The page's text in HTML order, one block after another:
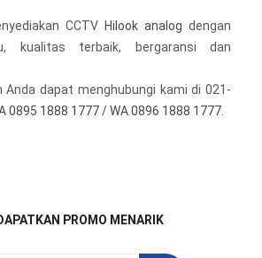
CCTV Hilook analog dengan
kualitas terbaik, bergaransi dan
Anda dapat menghubungi kami di 021-
0895 1888 1777/WA 0896 1888 1777
PROMO MENARIK